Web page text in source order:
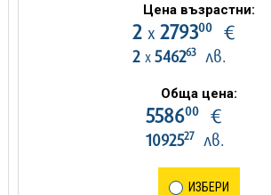
Цена възрастни:
2 х 279300€
2 х 546263лв.
Обща цена:
558600€
1092527лв.
ИЗБЕРИ